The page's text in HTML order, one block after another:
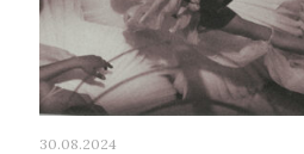
30.08.2024